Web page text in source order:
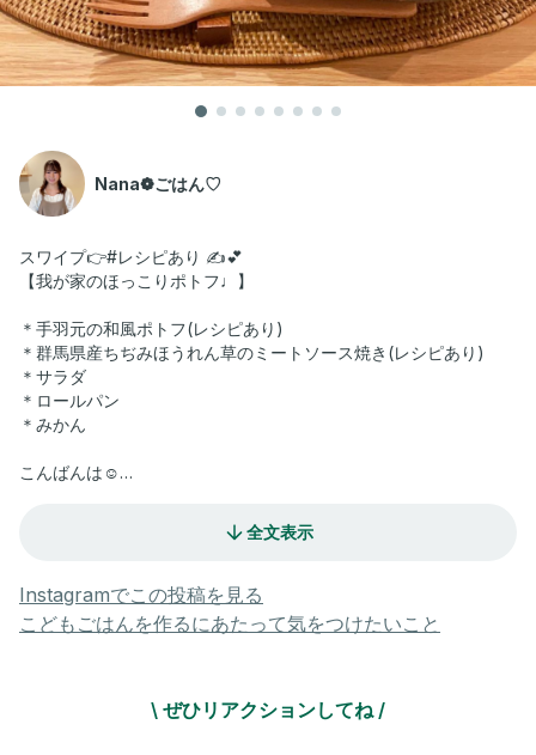
Nana❁ごはん♡
スワイプ👉#レシピあり ✍️💕
【我が家のほっこりポトフ♩】
＊手羽元の和風ポトフ(レシピあり)
＊群馬県産ちぢみほうれん草のミートソース焼き(レシピあり)
＊サラダ
＊ロールパン
＊みかん
こんばんは☺️
以前もレシピ載せていますが、分量を少し調整しました😌
よかったらぜひ✨
【ポイント】
＊食材はお好みでどうぞ✨
全文表示
Instagramでこの投稿を見る
こどもごはんを作るにあたって気をつけたいこと
\ ぜひリアクションしてね /